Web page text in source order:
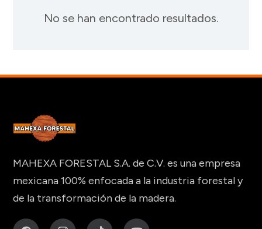
No se han encontrado resultados.
MAHEXA FORESTAL S.A. de C.V. es una empresa
mexicana 100% enfocada a la industria forestal y
de la transformación de la madera.